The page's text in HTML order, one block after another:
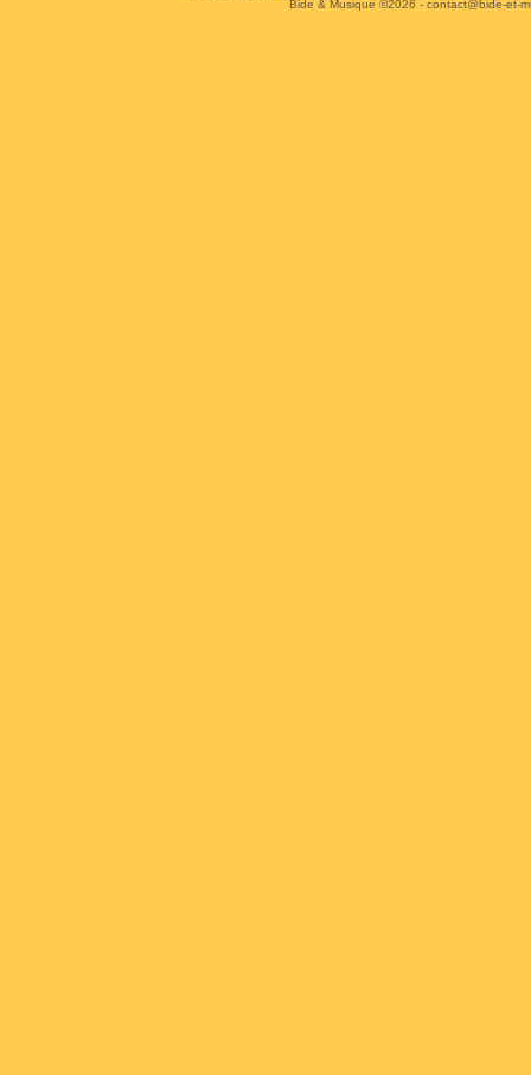
Bide & Musique ©2026 - contact@bide-et-